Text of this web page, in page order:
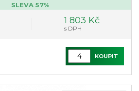
SLEVA 57%
1 803 Kč
s DPH
KOUPIT